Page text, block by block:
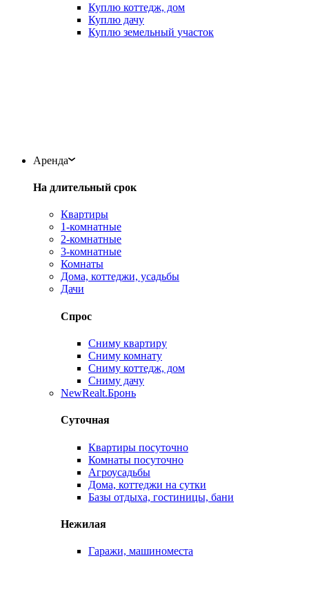
Куплю коттедж, дом
Куплю дачу
Куплю земельный участок
Аренда
На длительный срок
Квартиры
1-комнатные
2-комнатные
3-комнатные
Комнаты
Дома, коттеджи, усадьбы
Дачи
Спрос
Сниму квартиру
Сниму комнату
Сниму коттедж, дом
Сниму дачу
NewRealt.Бронь
Суточная
Квартиры посуточно
Комнаты посуточно
Агроусадьбы
Дома, коттеджи на сутки
Базы отдыха, гостиницы, бани
Нежилая
Гаражи, машиноместа